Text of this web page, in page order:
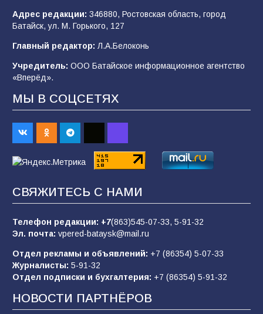
Будет ли мобилизация в России в 2026 году
после выборов: в Госдуме дали ответ
98 06.08.2026
«Слухами Москву не возьмёшь»: почему
заявления Киева о мобилизации — это
отчаяние, а не разведка
02.08.2026
Морской квест в детском саду: как
74 01.08.2026
В детском саду № 35 дети освоили
строительные профессии в ходе
спортивного праздника
66 07.08.2026
Адрес редакции: 346880, Ростовская область, город
Батайск, ул. М. Горького, 127
Главный редактор: Л.А.Белоконь
Учредитель: ООО Батайское информационное агентство
«Вперёд».
МЫ В СОЦСЕТЯХ
СВЯЖИТЕСЬ С НАМИ
Телефон редакции: +7(863)545-07-33, 5-91-32
Эл. почта: vpered-bataysk@mail.ru
Отдел рекламы и объявлений: +7 (86354) 5-07-33
Журналисты: 5-91-32
Отдел подписки и бухгалтерия: +7 (86354) 5-91-32
НОВОСТИ ПАРТНЁРОВ